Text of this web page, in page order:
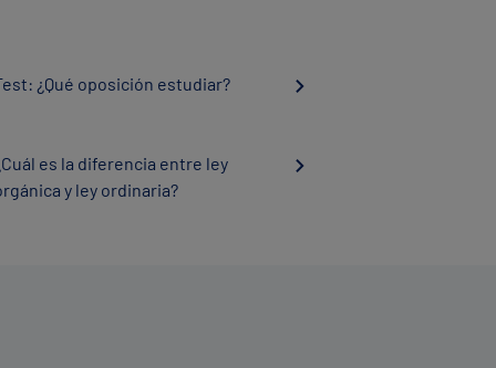
¿Qué oposición estudiar?
es la diferencia entre ley
y ley ordinaria?